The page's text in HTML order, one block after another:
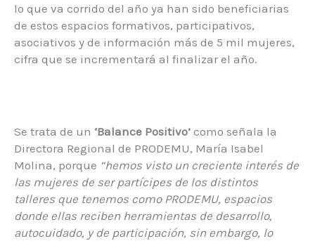
lo que va corrido del año ya han sido beneficiarias
de estos espacios formativos, participativos,
asociativos y de información más de 5 mil mujeres,
cifra que se incrementará al finalizar el año.
Se trata de un ‘Balance Positivo’ como señala la
Directora Regional de PRODEMU, María Isabel
Molina, porque “hemos visto un creciente interés de
las mujeres de ser partícipes de los distintos
talleres que tenemos como PRODEMU, espacios
donde ellas reciben herramientas de desarrollo,
autocuidado, y de participación, sin embargo, lo